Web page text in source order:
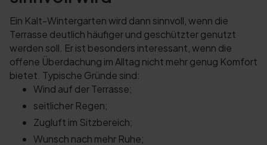
Ein Kalt-Wintergarten wird dann sinnvoll, wenn die
Terrasse deutlich häufiger und geschützter genutzt
werden soll. Er ist besonders interessant, wenn die
offene Überdachung im Alltag nicht mehr genug Komfort
bietet. Typische Gründe sind:
Wind auf der Terrasse;
seitlicher Regen;
Zugluft im Sitzbereich;
Wunsch nach mehr Ruhe;